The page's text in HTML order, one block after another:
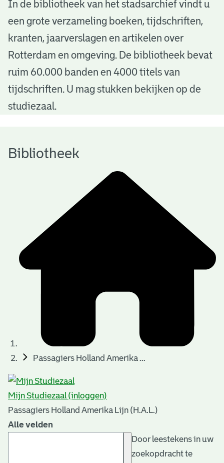
B
b
o
h
In de bibliotheek van het stadsarchief vindt u
een grote verzameling boeken, tijdschriften,
kranten, jaarverslagen en artikelen over
Rotterdam en omgeving. De bibliotheek bevat
ruim 60.000 banden en 4000 titels van
tijdschriften. U mag stukken bekijken op de
studiezaal.
Bibliotheek
Passagiers Holland Amerika ...
Mijn Studiezaal (inloggen)
Passagiers Holland Amerika Lijn (H.A.L.)
Alle velden
Door leestekens in uw
zoekopdracht te